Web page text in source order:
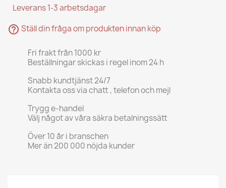
Leverans 1-3 arbetsdagar
help_outline Ställ din fråga om produkten innan köp
Fri frakt från 1000 kr
Beställningar skickas i regel inom 24 h
Snabb kundtjänst 24/7
Kontakta oss via chatt , telefon och mejl
Trygg e-handel
Välj något av våra säkra betalningssätt
Över 10 år i branschen
Mer än 200 000 nöjda kunder